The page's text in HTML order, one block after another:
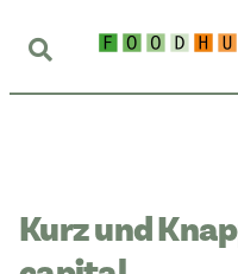
Kurz und